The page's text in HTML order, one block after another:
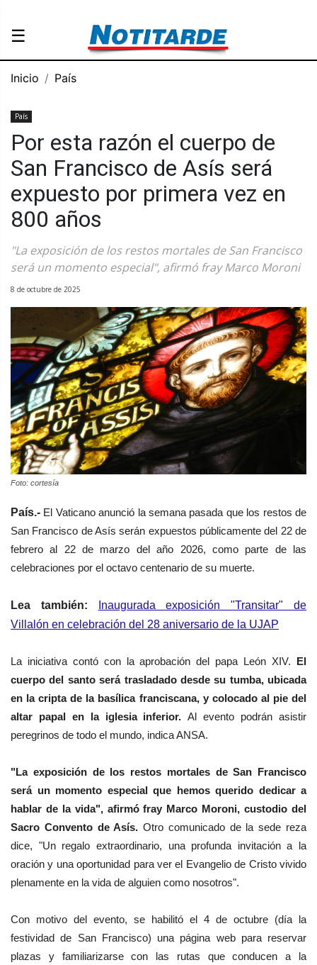
☰
Inicio País
País
Por esta razón el cuerpo de
San Francisco de Asís será
expuesto por primera vez en
800 años
"La exposición de los restos mortales de San Francisco
será un momento especial", afirmó fray Marco Moroni
8 de octubre de 2025
Foto: cortesía
País.- El Vaticano anunció la semana pasada que los restos de
San Francisco de Asís serán expuestos públicamente del 22 de
febrero al 22 de marzo del año 2026, como parte de las
celebraciones por el octavo centenario de su muerte.
Lea también:
Inaugurada exposición "Transitar" de
Villalón en celebración del 28 aniversario de la UJAP
La iniciativa contó con la aprobación del papa León XIV. El
cuerpo del santo será trasladado desde su tumba, ubicada
en la cripta de la basílica franciscana, y colocado al pie del
altar papal en la iglesia inferior.Al evento podrán asistir
peregrinos de todo el mundo, indica ANSA.
"La exposición de los restos mortales de San Francisco
será un momento especial que hemos querido dedicar a
hablar de la vida", afirmó fray Marco Moroni, custodio del
Sacro Convento de Asís.Otro comunicado de la sede reza
dice, "Un regalo extraordinario, una profunda invitación a la
oración y una oportunidad para ver el Evangelio de Cristo vivido
plenamente en la vida de alguien como nosotros".
Con motivo del evento, se habilitó el 4 de octubre (día la
festividad de San Francisco) una página web para reservar
plazas y familiarizarse con las rutas que conducen a la